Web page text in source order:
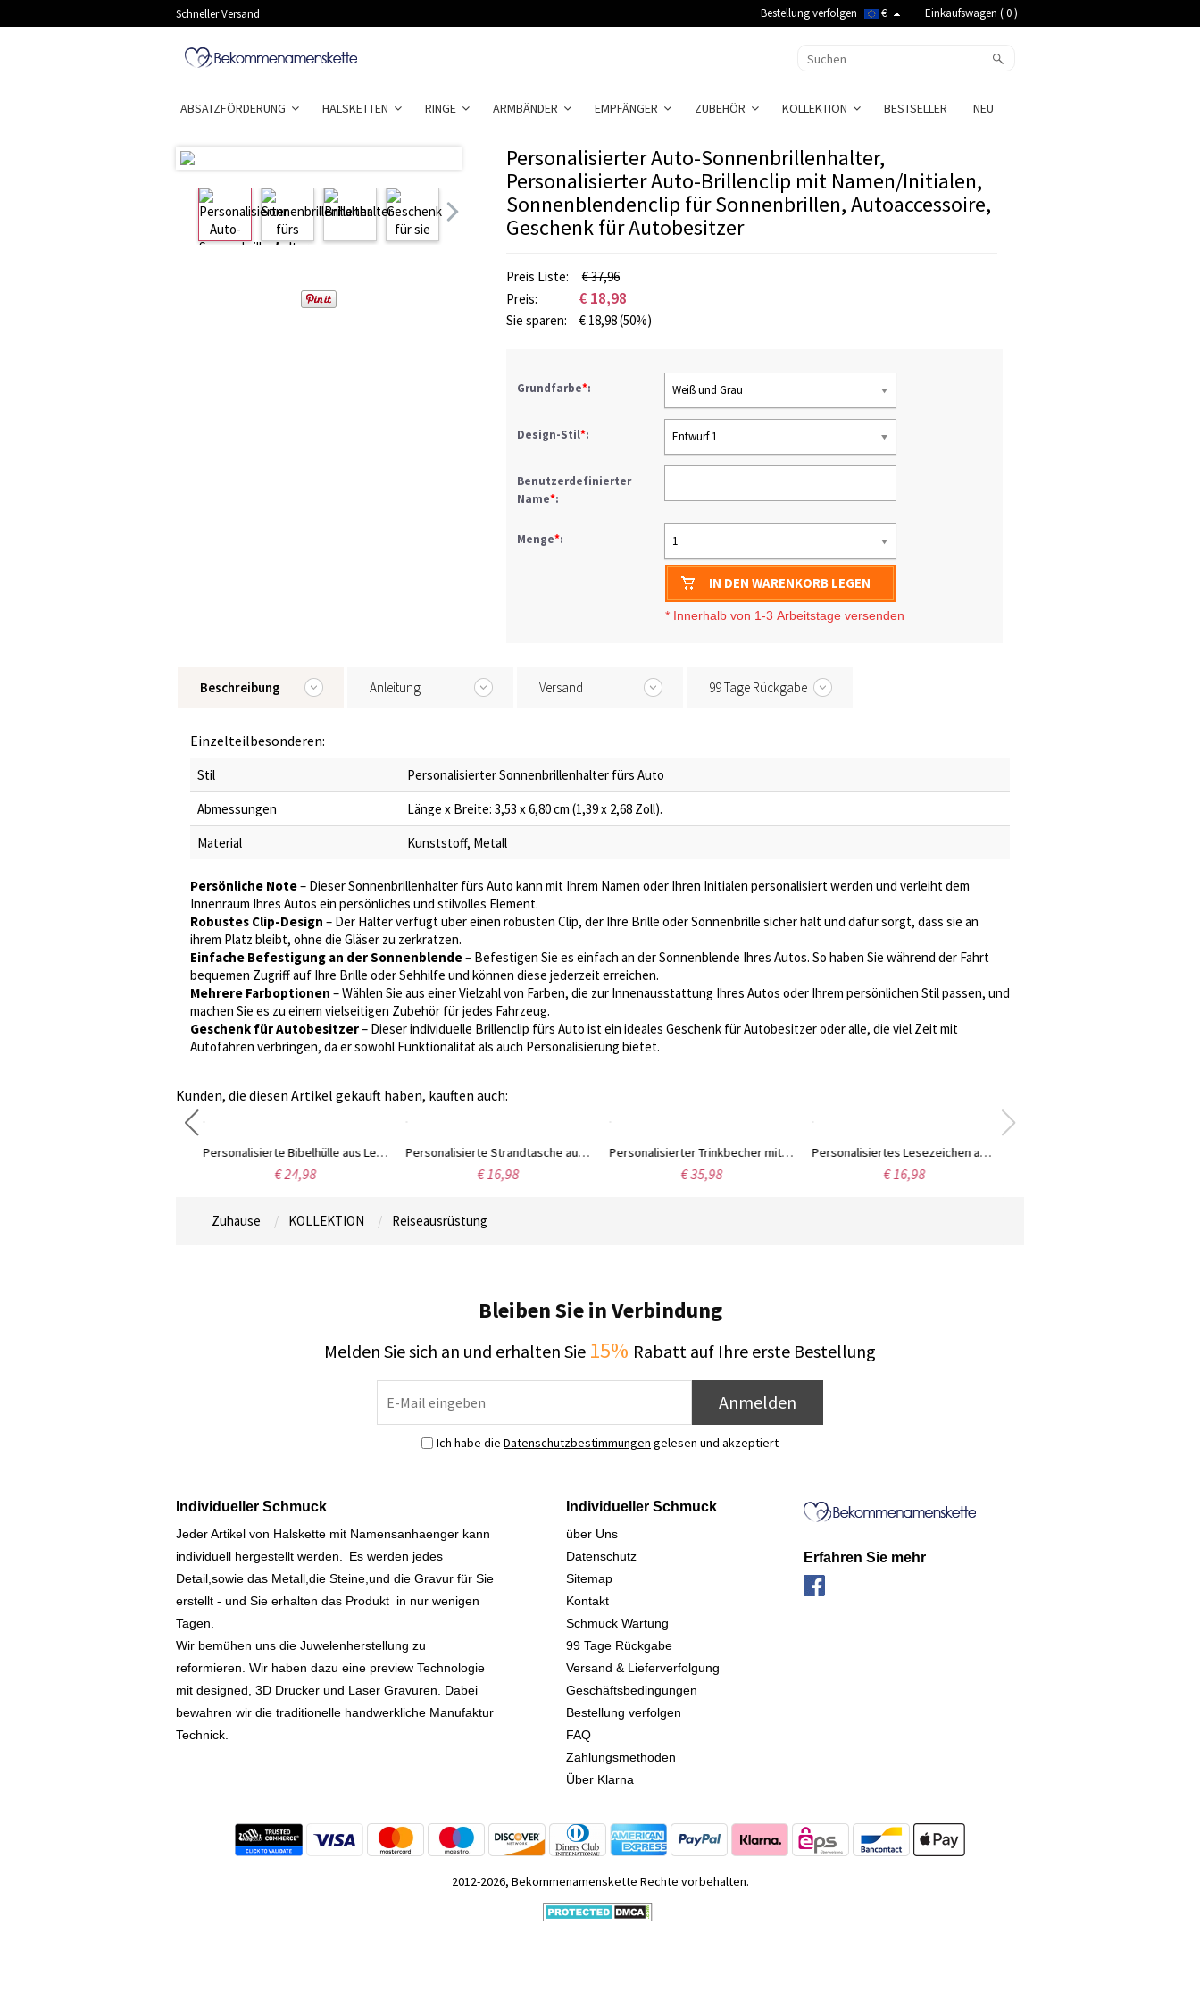
Schneller Versand Bestellung verfolgen € Einkaufswagen (0)
ABSATZFÖRDERUNG HALSKETTEN RINGE ARMBÄNDER EMPFÄNGER ZUBEHÖR KOLLEKTION BESTSELLER NEU
Personalisierter Auto-Sonnenbrillenhalter,
Personalisierter Auto-Brillenclip mit Namen/Initialen,
Sonnenblendenclip für Sonnenbrillen, Autoaccessoire,
Geschenk für Autobesitzer
Preis Liste:
€ 37,96
Preis:
€ 18,98
Sie sparen: € 18,98(50%)
Grundfarbe*: Weiß und Grau
Design-Stil*: Entwurf 1
Benutzerdefinierter
Name*:
Menge*: 1
IN DEN WARENKORB LEGEN
* Innerhalb von 1-3 Arbeitstage versenden
Beschreibung Anleitung Versand 99 Tage Rückgabe
Einzelteilbesonderen:
Stil
Personalisierter Sonnenbrillenhalter fürs Auto
Abmessungen
Länge x Breite: 3,53 x 6,80 cm (1,39 x 2,68 Zoll).
Material
Kunststoff, Metall
Persönliche Note– Dieser Sonnenbrillenhalter fürs Auto kann mit Ihrem Namen oder Ihren Initialen personalisiert werden und verleiht dem
Innenraum Ihres Autos ein persönliches und stilvolles Element.
Robustes Clip-Design – Der Halter verfügt über einen robusten Clip, der Ihre Brille oder Sonnenbrille sicher hält und dafür sorgt, dass sie an
ihrem Platz bleibt, ohne die Gläser zu zerkratzen.
Einfache Befestigung an der Sonnenblende– Befestigen Sie es einfach an der Sonnenblende Ihres Autos. So haben Sie während der Fahrt
bequemen Zugriff auf Ihre Brille oder Sehhilfe und können diese jederzeit erreichen.
Mehrere Farboptionen – Wählen Sie aus einer Vielzahl von Farben, die zur Innenausstattung Ihres Autos oder Ihrem persönlichen Stil passen, und
machen Sie es zu einem vielseitigen Zubehör für jedes Fahrzeug.
Geschenk für Autobesitzer– Dieser individuelle Brillenclip fürs Auto ist ein ideales Geschenk für Autobesitzer oder alle, die viel Zeit mit
Autofahren verbringen, da er sowohl Funktionalität als auch Personalisierung bietet.
Kunden, die diesen Artikel gekauft haben, kauften auch:
Personalisierte Bibelhülle aus Leder mit Kreuz, Individuelle Studienbibel und Buchhülle, Vintage Heilige Bibelhülle, christliche religiöse Geschenke für Männer/Frauen
€ 24,98
Personalisierte Strandtasche aus Stroh, perfekt für Sommerurlaub/Poolparty, als Gastgeschenk für Junggesellinnenabschiede oder als Geschenk zur Brautparty/Hochzeit.
€ 16,98
Personalisierter Trinkbecher mit Namen und Geburtsblumen im Aquarell-Stil, Edelstahl, 590 ml, isolierter Reisebecher mit Deckel, Geburtstags-/Muttertagsgeschenk für Sie/Mama/Frauen
€ 35,98
Personalisiertes Lesezeichen aus Leder mit Familiennamen und Linienzeichnung, magnetischer Lesezeichenclip, Leseaccessoire, Geburtstags-/Muttertagsgeschenk für Mama/Familie/Bücherliebhaber
€ 16,98
Zuhause KOLLEKTION Reiseausrüstung
Bleiben Sie in Verbindung
Melden Sie sich an und erhalten Sie 15% Rabatt auf Ihre erste Bestellung
Anmelden
Ich habe die Datenschutzbestimmungen gelesen und akzeptiert
Individueller Schmuck
Jeder Artikel von Halskette mit Namensanhaenger kann
individuell hergestellt werden.
Es werden jedes
Detail,sowie das Metall,die Steine,und die Gravur für Sie
erstellt - und Sie erhalten das Produkt in nur wenigen
Tagen.
Wir bemühen uns die Juwelenherstellung zu
reformieren. Wir haben dazu eine preview Technologie
mit designed, 3D Drucker und Laser Gravuren. Dabei
bewahren wir die traditionelle handwerkliche Manufaktur
Technick.
Individueller Schmuck
über Uns
Datenschutz
Sitemap
Kontakt
Schmuck Wartung
99 Tage Rückgabe
Versand & Lieferverfolgung
Geschäftsbedingungen
Bestellung verfolgen
FAQ
Zahlungsmethoden
Über Klarna
Erfahren Sie mehr
2012-2026, Bekommenamenskette Rechte vorbehalten.